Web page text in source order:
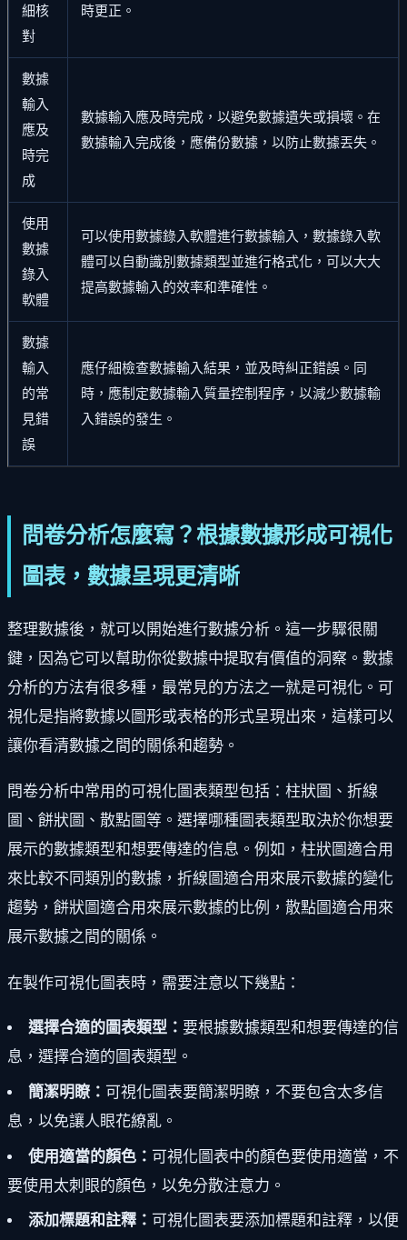
細核
對
時更正。
數據
輸入
應及
時完
成
數據輸入應及時完成，以避免數據遺失或損壞。在
數據輸入完成後，應備份數據，以防止數據丟失。
使用
數據
錄入
軟體
可以使用數據錄入軟體進行數據輸入，數據錄入軟
體可以自動識別數據類型並進行格式化，可以大大
提高數據輸入的效率和準確性。
數據
輸入
的常
見錯
誤
應仔細檢查數據輸入結果，並及時糾正錯誤。同
時，應制定數據輸入質量控制程序，以減少數據輸
入錯誤的發生。
問卷分析怎麼寫？根據數據形成可視化
圖表，數據呈現更清晰
整理數據後，就可以開始進行數據分析。這一步驟很關
鍵，因為它可以幫助你從數據中提取有價值的洞察。數據
分析的方法有很多種，最常見的方法之一就是可視化。可
視化是指將數據以圖形或表格的形式呈現出來，這樣可以
讓你看清數據之間的關係和趨勢。
問卷分析中常用的可視化圖表類型包括：柱狀圖、折線
圖、餅狀圖、散點圖等。選擇哪種圖表類型取決於你想要
展示的數據類型和想要傳達的信息。例如，柱狀圖適合用
來比較不同類別的數據，折線圖適合用來展示數據的變化
趨勢，餅狀圖適合用來展示數據的比例，散點圖適合用來
展示數據之間的關係。
在製作可視化圖表時，需要注意以下幾點：
選擇合適的圖表類型： 要根據數據類型和想要傳達的信
息，選擇合適的圖表類型。
簡潔明瞭： 可視化圖表要簡潔明瞭，不要包含太多信
息，以免讓人眼花繚亂。
使用適當的顏色： 可視化圖表中的顏色要使用適當，不
要使用太刺眼的顏色，以免分散注意力。
添加標題和註釋： 可視化圖表要添加標題和註釋，以便